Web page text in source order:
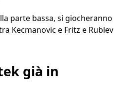
parte bassa, si giocheranno
Kecmanovic e Fritz e Rublev
già in